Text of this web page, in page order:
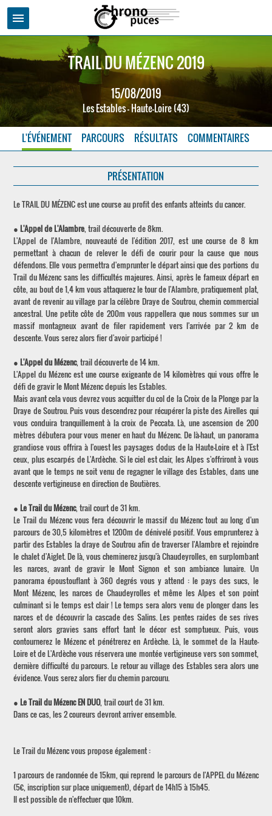
menu
TRAIL DU MÉZENC 2019
15/08/2019
Les Estables - Haute-Loire (43)
L'ÉVÉNEMENT PARCOURS RÉSULTATS COMMENTAIRES
PRÉSENTATION
Le TRAIL DU MÉZENC est une course au profit des enfants atteints du cancer.
●L'Appel de L'Alambre, trail découverte de 8km.
L'Appel de l'Alambre, nouveauté de l'édition 2017, est une course de 8 km
permettant à chacun de relever le défi de courir pour la cause que nous
défendons. Elle vous permettra d'emprunter le départ ainsi que des portions du
Trail du Mézenc sans les difficultés majeures. Ainsi, après le fameux départ en
côte, au bout de 1,4 km vous attaquerez le tour de l'Alambre, pratiquement plat,
avant de revenir au village par la célèbre Draye de Soutrou, chemin commercial
ancestral. Une petite côte de 200m vous rappellera que nous sommes sur un
massif montagneux avant de filer rapidement vers l'arrivée par 2 km de
descente. Vous serez alors fier d'avoir participé !
●L'Appel du Mézenc, trail découverte de 14 km.
L'Appel du Mézenc est une course exigeante de 14 kilomètres qui vous offre le
défi de gravir le Mont Mézenc depuis les Estables.
Mais avant cela vous devrez vous acquitter du col de la Croix de la Plonge par la
Draye de Soutrou. Puis vous descendrez pour récupérer la piste des Airelles qui
vous conduira tranquillement à la croix de Peccata. Là, une ascension de 200
mètres débutera pour vous mener en haut du Mézenc. De là-haut, un panorama
grandiose vous offrira à l'ouest les paysages dodus de la Haute-Loire et à l'Est
ceux, plus escarpés de L'Ardèche. Si le ciel est clair, les Alpes s'offriront à vous
avant que le temps ne soit venu de regagner le village des Estables, dans une
descente vertigineuse en direction de Boutières.
●Le Trail du Mézenc, trail court de 31 km.
Le Trail du Mézenc vous fera découvrir le massif du Mézenc tout au long d'un
parcours de 30,5 kilomètres et 1200m de dénivelé positif. Vous emprunterez à
partir des Estables la draye de Soutrou afin de traverser l'Alambre et rejoindre
le chalet d'Aiglet. De là, vous cheminerez jusqu'à Chaudeyrolles, en surplombant
les narces, avant de gravir le Mont Signon et son ambiance lunaire. Un
panorama époustouflant à 360 degrés vous y attend : le pays des sucs, le
Mont Mézenc, les narces de Chaudeyrolles et même les Alpes et son point
culminant si le temps est clair ! Le temps sera alors venu de plonger dans les
narces et de découvrir la cascade des Salins. Les pentes raides de ses rives
seront alors gravies sans effort tant le décor est somptueux. Puis, vous
contournerez le Mézenc et pénétrerez en Ardèche. Là, le sommet de la Haute-
Loire et de L'Ardèche vous réservera une montée vertigineuse vers son sommet,
dernière difficulté du parcours. Le retour au village des Estables sera alors une
évidence. Vous serez alors fier du chemin parcouru.
●Le Trail du Mézenc EN DUO, trail court de 31 km.
Dans ce cas, les 2 coureurs devront arriver ensemble.
Le Trail du Mézenc vous propose également :
1 parcours de randonnée de 15km, qui reprend le parcours de l'APPEL du Mézenc
(5€, inscription sur place uniquement), départ de 14h15 à 15h45.
Il est possible de n'effectuer que 10km.